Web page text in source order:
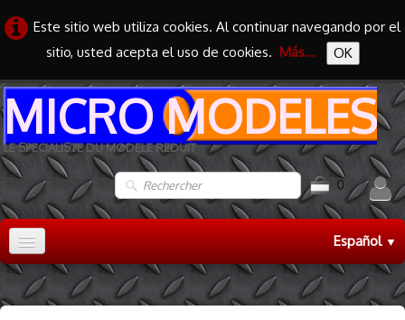
Este sitio web utiliza cookies. Al continuar navegando por el
sitio, usted acepta el uso de cookies. Más... OK
MICRO MODELES
LE SPECIALISTE DU MODELE REDUIT
0
Español▼
Accueil
TRAIN HO▼